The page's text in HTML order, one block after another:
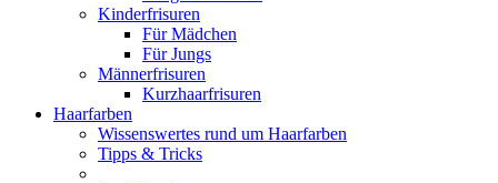
Kinderfrisuren
Für Mädchen
Für Jungs
Männerfrisuren
Kurzhaarfrisuren
Haarfarben
Wissenswertes rund um Haarfarben
Tipps & Tricks